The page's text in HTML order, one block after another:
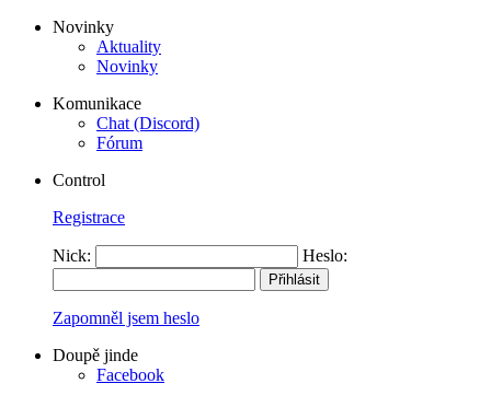
Novinky
Aktuality
Novinky
Komunikace
Chat (Discord)
Fórum
Control
Registrace
Nick: Heslo:
Zapomněl jsem heslo
Doupě jinde
Facebook